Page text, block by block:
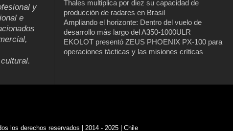
y
e
Thales multiplica por diez su capacidad de
producción de radares en Brasil
Ampliando el horizonte: Dentro del vuelo de
desarrollo más largo del A350-1000ULR
EKOLOT presentó ZEUS PHOENIX PX-100 para
operaciones tácticas y las misiones críticas
los derechos reservados | 2014 - 2025 | Chile